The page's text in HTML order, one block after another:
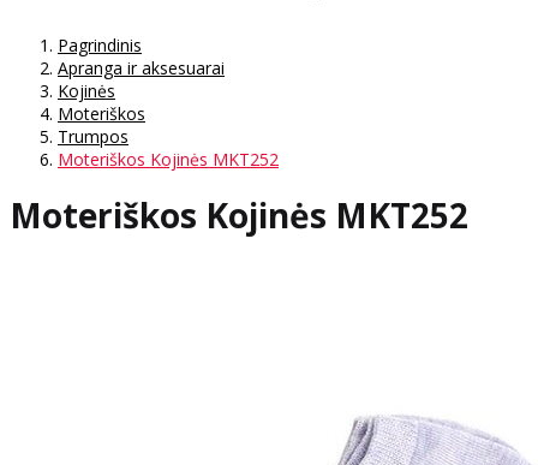
Pagrindinis
Apranga ir aksesuarai
Kojinės
Moteriškos
Trumpos
Moteriškos Kojinės MKT252
Moteriškos Kojinės MKT252